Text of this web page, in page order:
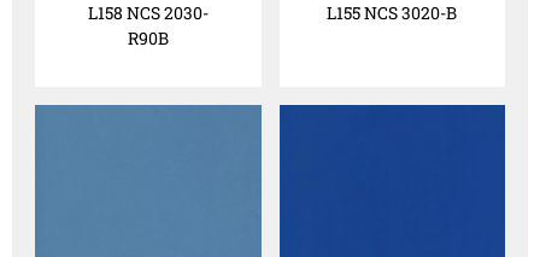
L158 NCS 2030-
R90B
L155 NCS 3020-B